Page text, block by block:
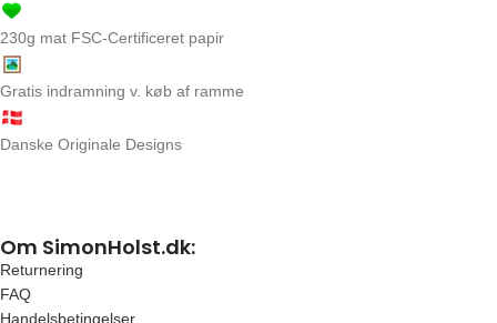
230g mat FSC-Certificeret papir
Gratis indramning v. køb af ramme
Danske Originale Designs
Om SimonHolst.dk:
Returnering
FAQ
Handelsbetingelser